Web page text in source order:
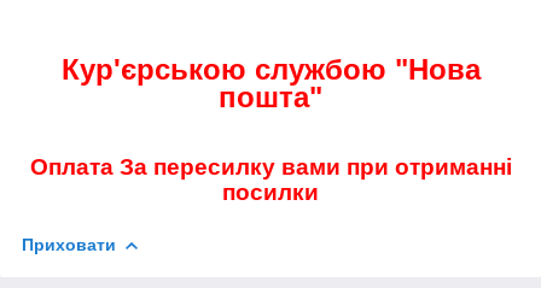
Кур'єрською службою "Нова
пошта"
Оплата За пересилку вами при отриманні
посилки
Приховати